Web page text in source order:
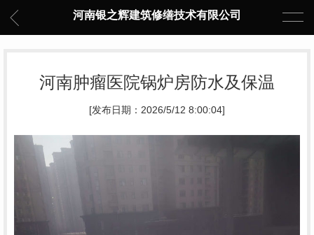
河南银之辉建筑修缮技术有限公司
河南肿瘤医院锅炉房防水及保温
[发布日期：2026/5/12 8:00:04]